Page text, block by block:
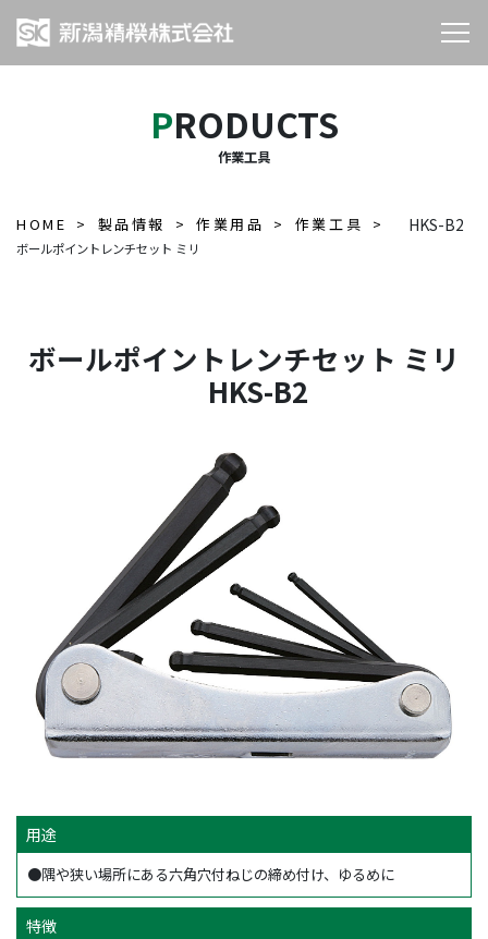
PRODUCTS
作業工具
HOME 製品情報 作業用品 作業工具
ボールポイントレンチセット ミリ
HKS-B2
ボールポイントレンチセット ミリ
HKS-B2
用途
●隅や狭い場所にある六角穴付ねじの締め付け、ゆるめに
特徴